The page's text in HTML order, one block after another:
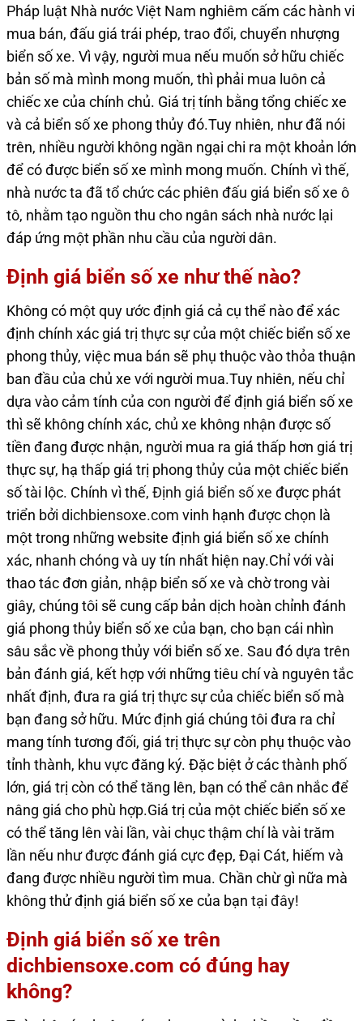
Pháp luật Nhà nước Việt Nam nghiêm cấm các hành vi
mua bán, đấu giá trái phép, trao đổi, chuyển nhượng
biển số xe. Vì vậy, người mua nếu muốn sở hữu chiếc
bản số mà mình mong muốn, thì phải mua luôn cả
chiếc xe của chính chủ. Giá trị tính bằng tổng chiếc xe
và cả biển số xe phong thủy đó.Tuy nhiên, như đã nói
trên, nhiều người không ngần ngại chi ra một khoản lớn
để có được biển số xe mình mong muốn. Chính vì thế,
nhà nước ta đã tổ chức các phiên đấu giá biển số xe ô
tô, nhằm tạo nguồn thu cho ngân sách nhà nước lại
đáp ứng một phần nhu cầu của người dân.
Định giá biển số xe như thế nào?
Không có một quy ước định giá cả cụ thể nào để xác
định chính xác giá trị thực sự của một chiếc biển số xe
phong thủy, việc mua bán sẽ phụ thuộc vào thỏa thuận
ban đầu của chủ xe với người mua.Tuy nhiên, nếu chỉ
dựa vào cảm tính của con người để định giá biển số xe
thì sẽ không chính xác, chủ xe không nhận được số
tiền đang được nhận, người mua ra giá thấp hơn giá trị
thực sự, hạ thấp giá trị phong thủy của một chiếc biển
số tài lộc. Chính vì thế, Định giá biển số xe được phát
triển bởi dichbiensoxe.com vinh hạnh được chọn là
một trong những website định giá biển số xe chính
xác, nhanh chóng và uy tín nhất hiện nay.Chỉ với vài
thao tác đơn giản, nhập biển số xe và chờ trong vài
giây, chúng tôi sẽ cung cấp bản dịch hoàn chỉnh đánh
giá phong thủy biển số xe của bạn, cho bạn cái nhìn
sâu sắc về phong thủy với biển số xe. Sau đó dựa trên
bản đánh giá, kết hợp với những tiêu chí và nguyên tắc
nhất định, đưa ra giá trị thực sự của chiếc biển số mà
bạn đang sở hữu. Mức định giá chúng tôi đưa ra chỉ
mang tính tương đối, giá trị thực sự còn phụ thuộc vào
tỉnh thành, khu vực đăng ký. Đặc biệt ở các thành phố
lớn, giá trị còn có thể tăng lên, bạn có thể cân nhắc để
nâng giá cho phù hợp.Giá trị của một chiếc biển số xe
có thể tăng lên vài lần, vài chục thậm chí là vài trăm
lần nếu như được đánh giá cực đẹp, Đại Cát, hiếm và
đang được nhiều người tìm mua. Chần chừ gì nữa mà
không thử định giá biển số xe của bạn tại đây!
Định giá biển số xe trên
dichbiensoxe.com có đúng hay
không?